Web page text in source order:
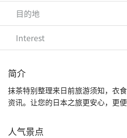
目的地
Interest
简介
抹茶特别整理来日前旅游须知，衣
资讯。让您的日本之旅更安心，更便
人气景点